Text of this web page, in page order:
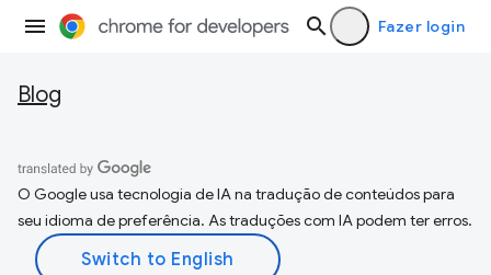
Fazer login
Blog
O Google usa tecnologia de IA na tradução de conteúdos para
seu idioma de preferência. As traduções com IA podem ter erros.